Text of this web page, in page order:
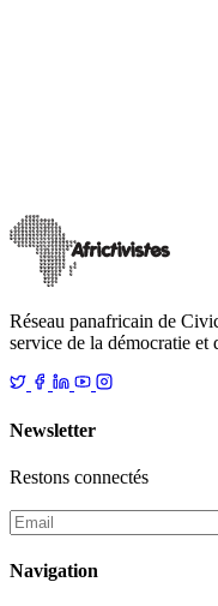
13 mai 2026
Réseau panafricain de
service de la démocratie
Newsletter
Restons connectés
Navigation